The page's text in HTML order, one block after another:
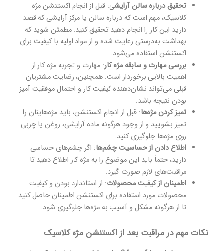
تحقیق درباره سالن آرایشی: قبل از انجام اکستنشن مژه
کلاسیک، مهم است که درباره سالن یا مرکز آرایشی که قصد
دارید این کار را انجام دهید تحقیق کنید. مطمئن شوید که
بهداشت به‌درستی رعایت شده و از مواد اولیه با کیفیت برای
اکستنشن استفاده می‌شود.
بررسی مهارت و سابقه مژه کار: مهارت و تجربه مژه کار از
اهمیت بالایی برخوردار است. همچنین، رضایت مشتریان
قبلی می‌تواند نشان‌دهنده کیفیت کار و احتمال موفقیت آمیز
بودن نتیجه باشد.
تمیز کردن مژه‌ها: قبل از انجام اکستنشن، باید مژه‌هایتان را
تمیز بشویید و از وجود هرگونه ماده آرایشی، روغن یا چربی
روی مژه‌ها جلوگیری کنید.
اطلاع دادن از حساسیت چشم‌ها: اگر چشم‌های حساسی
دارید، حتماً باید این موضوع را به مژه کار اطلاع دهید تا
مراقبت‌های لازم صورت گیرد.
اطمینان از کیفیت محصولات: از استاندارد بودن و کیفیت
محصولات مورد استفاده برای اکستنشن اطمینان حاصل کنید
تا از هرگونه مشکل و آسیب به مژه‌ها جلوگیری شود.
نکات مهم در مراقبت بعد از اکستنشن مژه کلاسیک